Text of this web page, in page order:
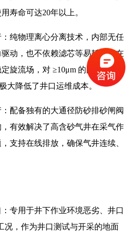
寿命可达20年以上。
：纯物理离心分离技术，内部无任
动，也不依赖滤芯等易耗品。在
旋流场，对 ≥10μm 的固体颗粒
大降低了井口运维成本。
：配备独有的大通径防砂排砂闸阀
有效解决了高含砂气井在采气作
支持在线排放，确保气井连续、
专用于井下作业环境恶劣、井口
况，作为井口测试与开采的地面